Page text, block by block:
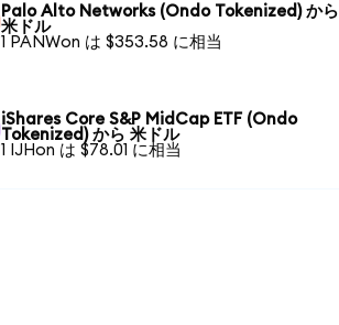
Palo Alto Networks (Ondo Tokenized) から
米ドル
1 PANWon は $353.58 に相当
iShares Core S&P MidCap ETF (Ondo
Tokenized) から 米ドル
1 IJHon は $78.01 に相当